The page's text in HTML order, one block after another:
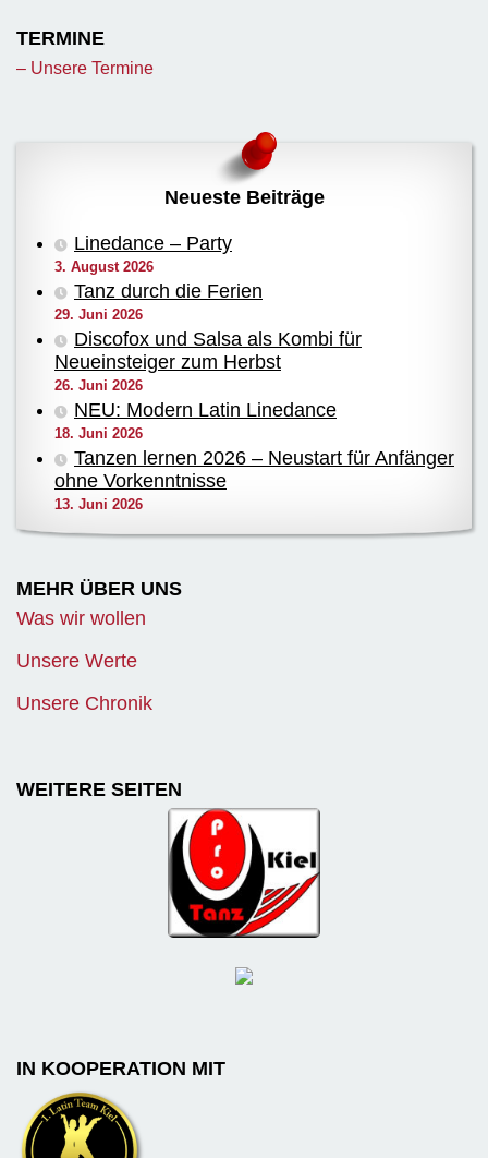
TERMINE
– Unsere Termine
Neueste Beiträge
Linedance – Party
3. August 2026
Tanz durch die Ferien
29. Juni 2026
Discofox und Salsa als Kombi für
Neueinsteiger zum Herbst
26. Juni 2026
NEU: Modern Latin Linedance
18. Juni 2026
Tanzen lernen 2026 – Neustart für Anfänger
ohne Vorkenntnisse
13. Juni 2026
MEHR ÜBER UNS
Was wir wollen
Unsere Werte
Unsere Chronik
WEITERE SEITEN
IN KOOPERATION MIT